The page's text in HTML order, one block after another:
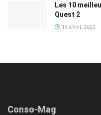
Les 10
Quest 2
13 AVRIL 2022
Conso-Mag